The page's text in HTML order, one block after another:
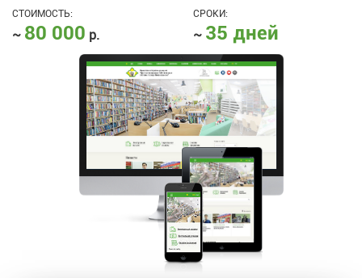
СТОИМОСТЬ:
~ 80 000 р.
СРОКИ:
~ 35 дней